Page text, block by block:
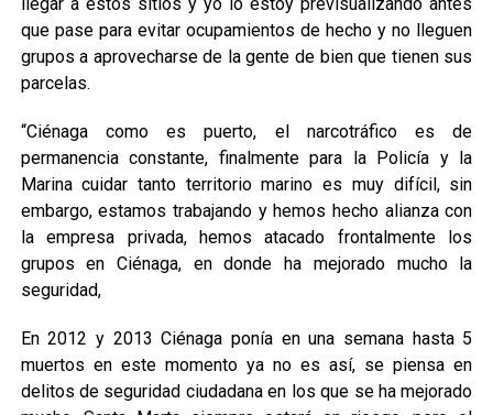
que pase para evitar ocupamientos de hecho y no lleguen
grupos a aprovecharse de la gente de bien que tienen sus
parcelas.
“Ciénaga como es puerto, el narcotráfico es de
permanencia constante, finalmente para la Policía y la
Marina cuidar tanto territorio marino es muy difícil, sin
embargo, estamos trabajando y hemos hecho alianza con
la empresa privada, hemos atacado frontalmente los
grupos en Ciénaga, en donde ha mejorado mucho la
seguridad,
En 2012 y 2013 Ciénaga ponía en una semana hasta 5
muertos en este momento ya no es así, se piensa en
delitos de seguridad ciudadana en los que se ha mejorado